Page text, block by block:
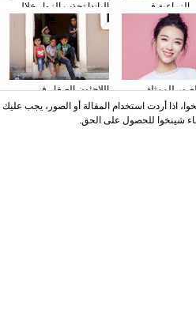
الباندا تجذب الزوار خلال
عطلة العيد الوطني
الصيني
الزراعية في
اللاجئون الصغار فى
دمشق بسوريا
للممثلة
نينغ شين
اذا أردت استخدام المقالة أو الصور، يجب عليك
شينخوا للحصول على الحق.